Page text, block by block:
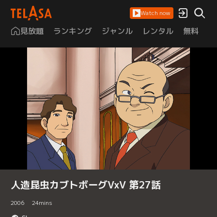
Watch now
見放題 ランキング ジャンル レンタル 無料
人造昆虫カブトボーグVxV 第27話
2006 24mins